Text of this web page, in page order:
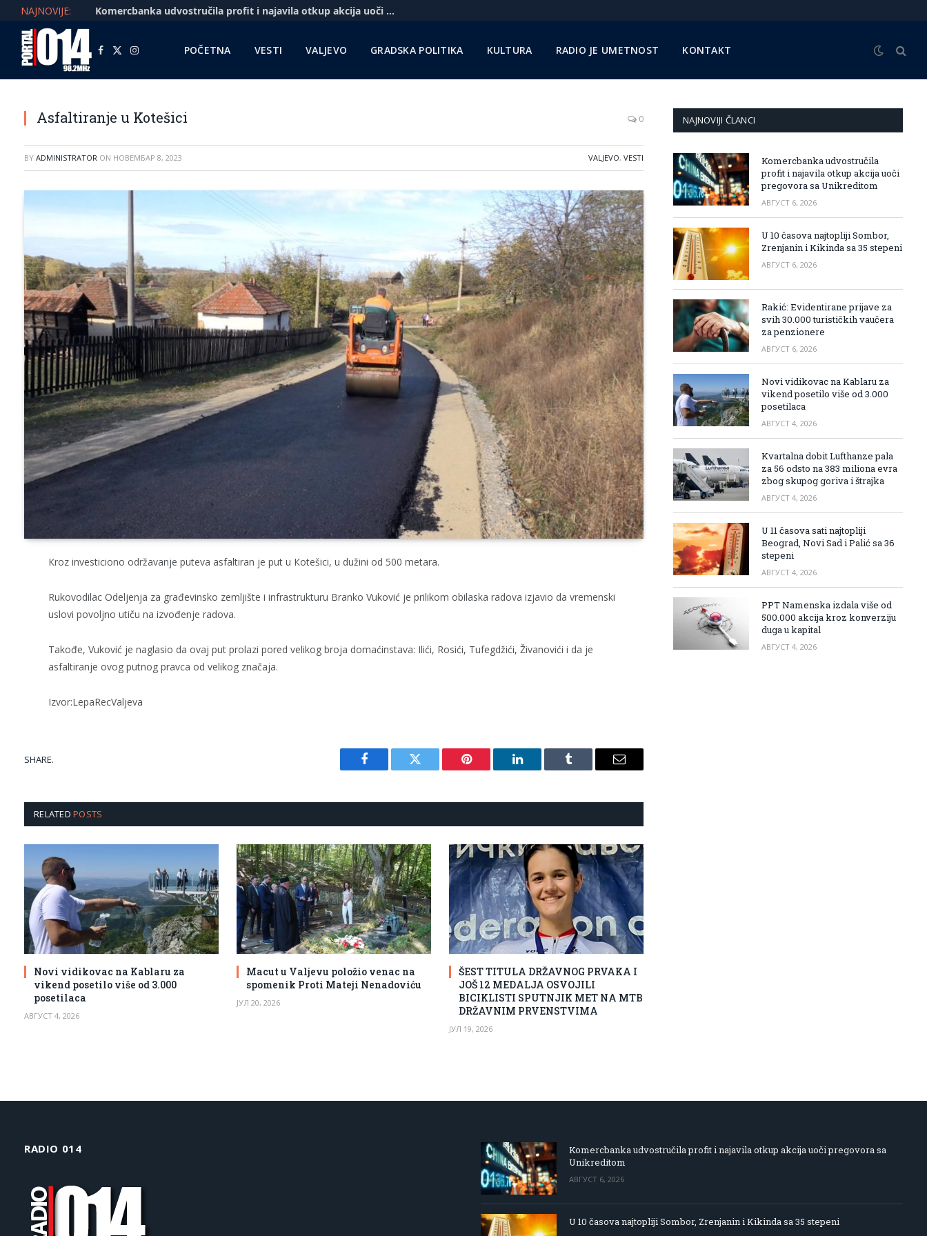
NAJNOVIJE: Komercbanka udvostručila profit i najavila otkup akcija uoči pregovora sa Unikreditom
Facebook
X
Instagram POČETNA VESTI VALJEVO GRADSKA POLITIKA KULTURA RADIO JE UMETNOST KONTAKT
Asfaltiranje u Kotešici 0
BY ADMINISTRATOR ON НОВЕМБАР 8, 2023 VALJEVO, VESTI
Кroz investiciono održavanje puteva asfaltiran je put u Кotešici, u dužini od 500 metara.
Rukovodilac Odeljenja za građevinsko zemljište i infrastrukturu Branko Vuković je prilikom obilaska radova izjavio da vremenski
uslovi povoljno utiču na izvođenje radova.
Takođe, Vuković je naglasio da ovaj put prolazi pored velikog broja domaćinstava: Ilići, Rosići, Tufegdžići, Živanovići i da je
asfaltiranje ovog putnog pravca od velikog značaja.
Izvor:LepaRecValjeva
SHARE.
Facebook Twitter Pinterest LinkedIn Tumblr Email
RELATEDPOSTS
Novi vidikovac na Kablaru za
vikend posetilo više od 3.000
posetilaca
АВГУСТ 4, 2026
Macut u Valjevu položio venac na
spomenik Proti Mateji Nenadoviću
ЈУЛ 20, 2026
ŠEST TITULA DRŽAVNOG PRVAKA I
JOŠ 12 MEDALJA OSVOJILI
BICIKLISTI SPUTNJIK MET NA MTB
DRŽAVNIM PRVENSTVIMA
ЈУЛ 19, 2026
NAJNOVIJI ČLANCI
Komercbanka udvostručila
profit i najavila otkup akcija uoči
pregovora sa Unikreditom
АВГУСТ 6, 2026
U 10 časova najtopliji Sombor,
Zrenjanin i Kikinda sa 35 stepeni
АВГУСТ 6, 2026
Rakić: Evidentirane prijave za
svih 30.000 turističkih vaučera
za penzionere
АВГУСТ 6, 2026
Novi vidikovac na Kablaru za
vikend posetilo više od 3.000
posetilaca
АВГУСТ 4, 2026
Kvartalna dobit Lufthanze pala
za 56 odsto na 383 miliona evra
zbog skupog goriva i štrajka
АВГУСТ 4, 2026
U 11 časova sati najtopliji
Beograd, Novi Sad i Palić sa 36
stepeni
АВГУСТ 4, 2026
PPT Namenska izdala više od
500.000 akcija kroz konverziju
duga u kapital
АВГУСТ 4, 2026
RADIO 014
Komercbanka udvostručila profit i najavila otkup akcija uoči pregovora sa
Unikreditom
АВГУСТ 6, 2026
U 10 časova najtopliji Sombor, Zrenjanin i Kikinda sa 35 stepeni